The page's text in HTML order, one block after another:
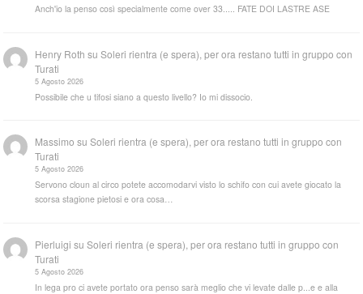
Anch'io la penso così specialmente come over 33..... FATE DOI LASTRE ASE
Henry Roth suSoleri rientra (e spera), per ora restano tutti in gruppo con
Turati
5 Agosto 2026
Possibile che u tifosi siano a questo livello? Io mi dissocio.
Massimo suSoleri rientra (e spera), per ora restano tutti in gruppo con
Turati
5 Agosto 2026
Servono cloun al circo potete accomodarvi visto lo schifo con cui avete giocato la
scorsa stagione pietosi e ora cosa…
Pierluigi suSoleri rientra (e spera), per ora restano tutti in gruppo con
Turati
5 Agosto 2026
In lega pro ci avete portato ora penso sarà meglio che vi levate dalle p...e e alla